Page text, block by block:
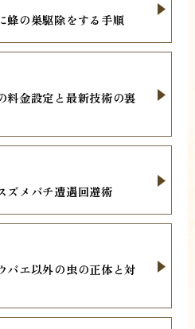
蜂の巣駆除をする手順
料金設定と最新技術の裏
ズメバチ遭遇回避術
バエ以外の虫の正体と対